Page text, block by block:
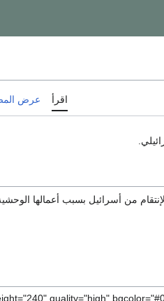
اقرأ عرض
من أسرائيل بسبب أعمالها